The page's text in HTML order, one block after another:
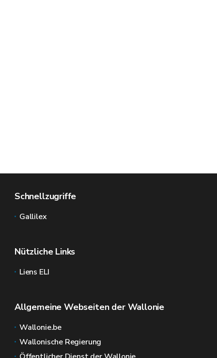
Schnellzugriffe
Gallilex
Nützliche Links
Liens ELI
Allgemeine Webseiten der Wallonie
Wallonie.be
Wallonische Regierung